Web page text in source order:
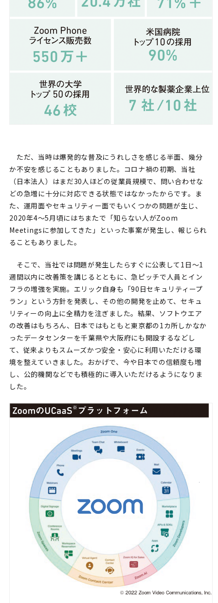
ただ、当時は爆発的な普及にうれしさを感じる半面、幾分
か不安を感じることもありました。コロナ禍の初期、当社
（日本法人）はまだ30人ほどの従業員規模で、問い合わせな
どの急増に十分に対応できる状態ではなかったからです。ま
た、運用面やセキュリティー面でもいくつかの問題が生じ、
2020年4～5月頃にはちまたで「知らない人がZoom
Meetingsに参加してきた」といった事案が発生し、報じられ
ることもありました。
そこで、当社では問題が発生したらすぐに公表して1日～1
週間以内に改善策を講じるとともに、急ピッチで人員とイン
フラの増強を実施。エリック自身も「90日セキュリティープ
ラン」という方針を発表し、その他の開発を止めて、セキュ
リティーの向上に全精力を注ぎました。結果、ソフトウエア
の改善はもちろん、日本ではもともと東京都の1カ所しかなか
ったデータセンターを千葉県や大阪府にも開設するなどし
て、従来よりもスムーズかつ安全・安心に利用いただける環
境を整えていきました。おかげで、今や日本での信頼度も増
し、公的機関などでも積極的に導入いただけるようになりま
した。